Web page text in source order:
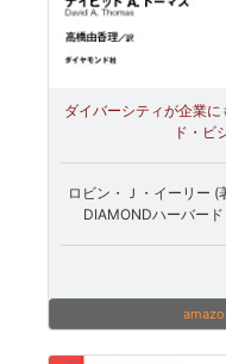
ダイバーシティが企業
ド・ビ
ロビン・Ｊ・イーリー (
DIAMONDハーバー